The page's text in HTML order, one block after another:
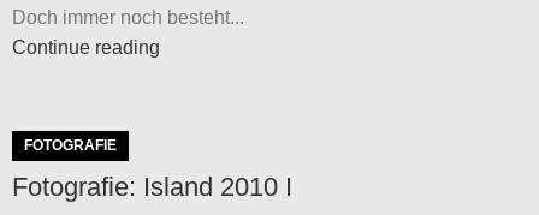
Doch immer noch besteht...
Continue reading
FOTOGRAFIE
Fotografie: Island 2010 I